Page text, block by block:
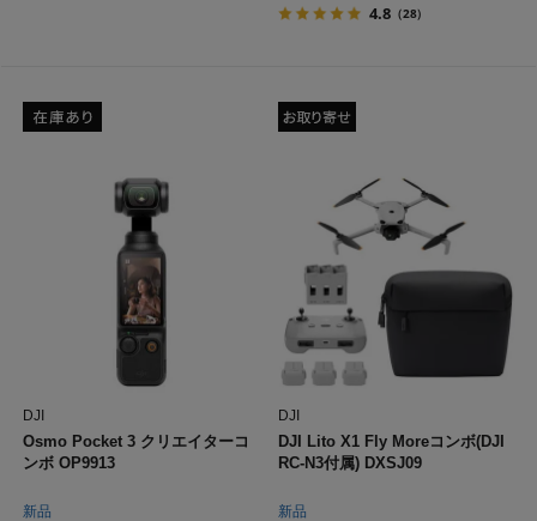
4.8 （28）
新品
DJI
Osmo Pocket 3 クリエイターコ
ンボ OP9913
新品
DJI
DJI Lito X1 Fly Moreコンボ(DJI
RC-N3付属) DXSJ09